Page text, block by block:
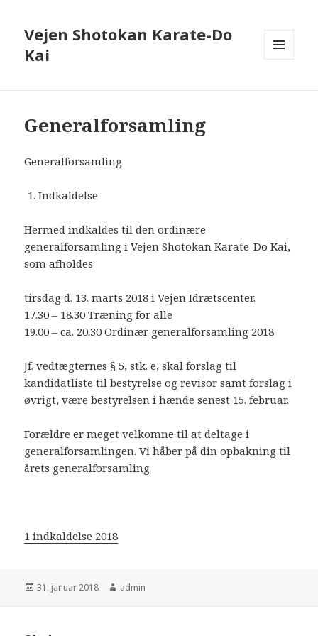
Vejen Shotokan Karate-Do
Kai
Generalforsamling
Generalforsamling
Indkaldelse
Hermed indkaldes til den ordinære
generalforsamling i Vejen Shotokan Karate-Do Kai,
som afholdes
tirsdag d. 13. marts 2018 i Vejen Idrætscenter.
17.30 – 18.30 Træning for alle
19.00 – ca. 20.30 Ordinær generalforsamling 2018
Jf. vedtægternes § 5, stk. e, skal forslag til
kandidatliste til bestyrelse og revisor samt forslag i
øvrigt, være bestyrelsen i hænde senest 15. februar.
Forældre er meget velkomne til at deltage i
generalforsamlingen. Vi håber på din opbakning til
årets generalforsamling
1 indkaldelse 2018
Udgivet
31. januar 2018 Forfatter
admin